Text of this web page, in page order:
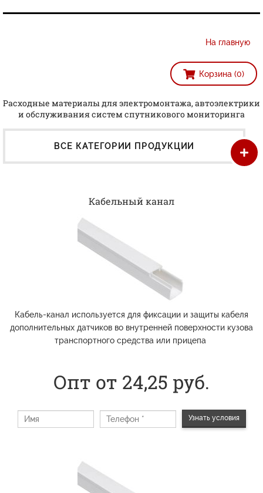
На главную
Корзина (0)
Расходные материалы для электромонтажа, автоэлектрики
и обслуживания систем спутникового мониторинга
ВСЕ КАТЕГОРИИ ПРОДУКЦИИ
Кабельный канал
Кабель-канал используется для фиксации и защиты кабеля
дополнительных датчиков во внутренней поверхности кузова
транспортного средства или прицепа
Опт от 24,25 руб.
Узнать условия